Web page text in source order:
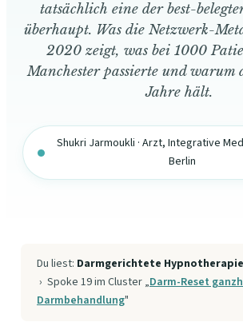
tatsächlich eine der best-
überhaupt. Was die Netzwerk-
2020 zeigt, was bei 1000
Manchester passierte und
Jahre hält.
Shukri Jarmoukli · Arzt, Integrative
Berlin
Du liest: Darmgerichtete
› Spoke 19 im Cluster „Darm-Reset
Darmbehandlung"